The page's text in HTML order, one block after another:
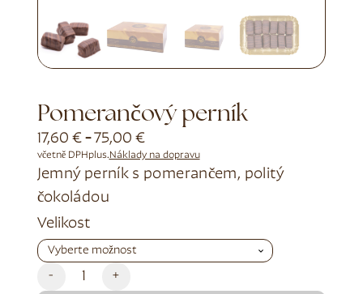
Pomerančový perník
17,60 €-75,00 €
včetně DPH plus.Náklady na dopravu
Jemný perník s pomerančem, politý
čokoládou
Velikost
- +
Alternative: